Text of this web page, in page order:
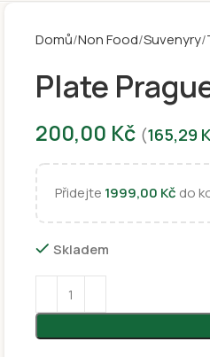
Domů Non Food Suvenyry
Plate
200,00 Kč (165,29
Přidejte 1999,00 Kč do
Skladem